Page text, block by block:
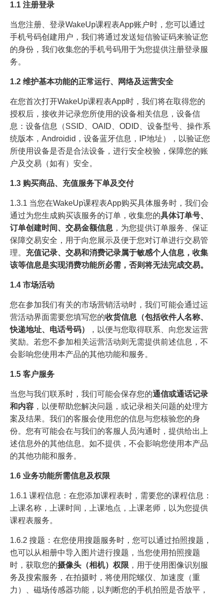
1.1 注册登录
当您注册、登录WakeUp课程表App账户时，您可以通过
手机号码创建用户，我们将通过发送短信验证码来验证您
的身份，我们收集您的手机号码用于为您提供注册登录服
务。
1.2 维护基本功能的正常运行、网络及运营安全
在您首次打开WakeUp课程表App时，我们将在取得您的
授权后，接收并记录您所使用的设备相关信息，设备信
息：设备信息（SSID、OAID、ODID、设备型号、操作系
统版本，Androidid，设备蓝牙信息，IP地址），以验证您
所使用设备是否是合法设备，进行安全校验，保障您的账
户及交易（如有）安全。
1.3 购买商品、充值服务下单及交付
1.3.1 当您在WakeUp课程表App购买具体服务时，我们会
通过为您生成购买该服务的订单，收集您的具体订单号、
订单创建时间、交易金额信息 ，为您提供订单服务、保证
保障交易安全，用于向您展示及便于您对订单进行交易管
理。 充值记录、交易和消费记录属于敏感个人信息，收集
该等信息是实现消费功能所必需，否则将无法完成交易。
1.4 市场活动
您在参加我们有关的市场营销活动时，我们可能会通过运
营活动界面需要您填写您的收货信息（包括收件人名称、
快递地址、电话号码）
，以便与您取得联系、向您发运营
奖励。若您不参加相关运营活动则无需提供前述信息，不
会影响您使用本产品的其他功能和服务。
1.5 客户服务
当您与我们联系时，我们可能会保存您的通信或通话记录
和内容 ，以便帮助您解决问题，或记录相关问题的处理方
案及结果。我们的客服会使用您的信息与您核验您的身
份。您有可能会在与我们的客服人员沟通时，提供给出上
述信息外的其他信息。如不提供，不会影响您使用本产品
的其他功能和服务。
1.6 业务功能所需信息及权限
1.6.1 课程信息：在您添加课程表时，需要您的课程信息：
上课名称，上课时间，上课地点，上课老师，以为您提供
课程表服务。
1.6.2 搜题：在您使用搜题服务时，您可以通过拍照搜题，
也可以从相册中导入图片进行搜题，当您使用拍照搜题
时，获取您的摄像头（相机）权限 ，用于使用图像识别服
务及搜索服务，在拍摄时，将使用陀螺仪、加速度（重
力）、磁场传感器功能，以判断您的手机拍照是否放平，